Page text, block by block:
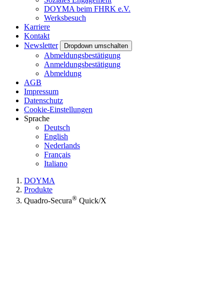
DOYMA beim FHRK e.V.
Werksbesuch
Karriere
Kontakt
Newsletter
Dropdown umschalten
Abmeldungsbestätigung
Anmeldungsbestätigung
Abmeldung
AGB
Impressum
Datenschutz
Cookie-Einstellungen
Sprache
Deutsch
English
Nederlands
Français
Italiano
DOYMA
Produkte
Quadro-Secura® Quick/X